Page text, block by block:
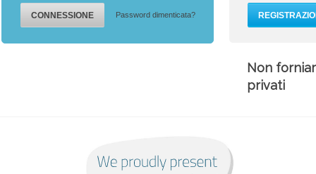
Password dimenticata?
Non
privati